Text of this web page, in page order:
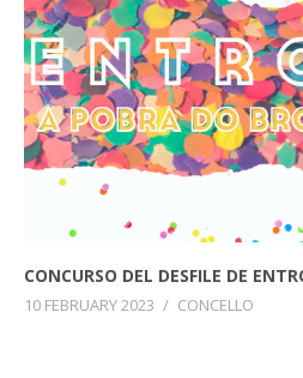
CONCURSO DEL DESFILE DE
10 FEBRUARY 2023 / CONCELLO